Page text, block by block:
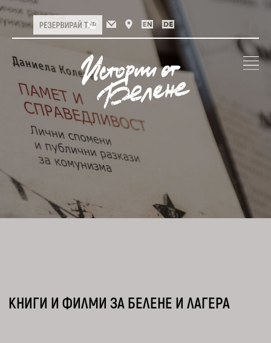
КНИГИ И ФИЛМИ ЗА БЕЛЕНЕ И ЛАГЕРА